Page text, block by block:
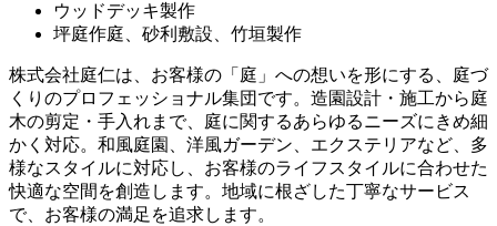
ウッドデッキ製作
坪庭作庭、砂利敷設、竹垣製作
株式会社庭仁は、お客様の「庭」への想いを形にする、庭づ
くりのプロフェッショナル集団です。造園設計・施工から庭
木の剪定・手入れまで、庭に関するあらゆるニーズにきめ細
かく対応。和風庭園、洋風ガーデン、エクステリアなど、多
様なスタイルに対応し、お客様のライフスタイルに合わせた
快適な空間を創造します。地域に根ざした丁寧なサービス
で、お客様の満足を追求します。